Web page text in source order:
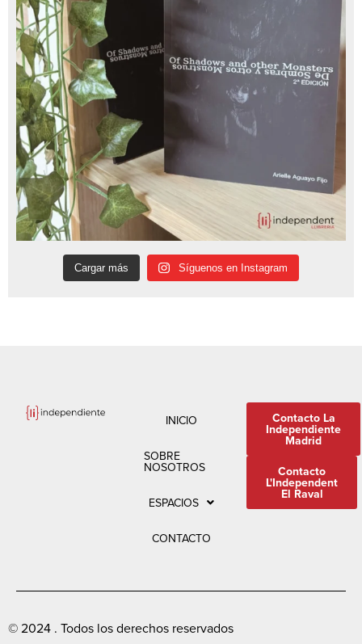
Cargar más Síguenos en Instagram
INICIO
SOBRE
NOSOTROS
ESPACIOS
CONTACTO
Contacto La
Independiente
Madrid
Contacto
L'Independent
El Raval
© 2024 . Todos los derechos reservados